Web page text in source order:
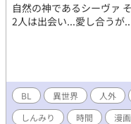
自然の神であるシーヴァ
2人は出会い...愛し合うが
BL 異世界 人外
しんみり
時間 漫